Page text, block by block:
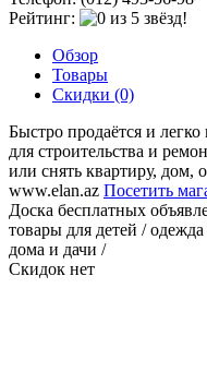
Рейтинг:
Обзор
Товары
Скидки (0)
Быстро продаётся и
для строительства и
или снять квартиру, дом,
www.elan.az Посетить
Доска бесплатных
товары для детей /
дома и дачи /
Скидок нет